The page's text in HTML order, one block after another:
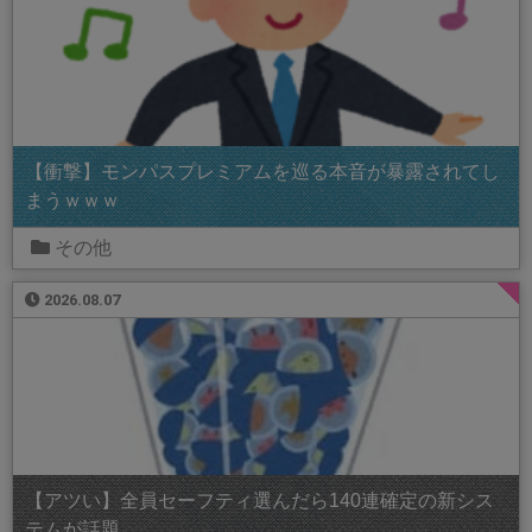
【衝撃】モンパスプレミアムを巡る本音が暴露されてし
まうｗｗｗ
その他
2026.08.07
【アツい】全員セーフティ選んだら140連確定の新シス